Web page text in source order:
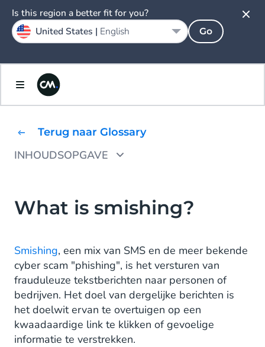
Terug naar Glossary
INHOUDSOPGAVE
What is smishing?
Smishing, een mix van SMS en de meer bekende
cyber scam "phishing", is het versturen van
frauduleuze tekstberichten naar personen of
bedrijven. Het doel van dergelijke berichten is
het doelwit ervan te overtuigen op een
kwaadaardige link te klikken of gevoelige
informatie te verstrekken.
Is this region a better fit for you?
United States | English Go